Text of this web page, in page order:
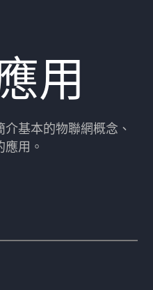
用
基本的物聯網概念、
用。